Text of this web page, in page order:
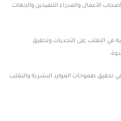
الأعمال والمدراء التنفيذين والجهات
في التغلب على التحديات وتحقيق
في تحقيق طموحات الموارد البشرية والتغلب